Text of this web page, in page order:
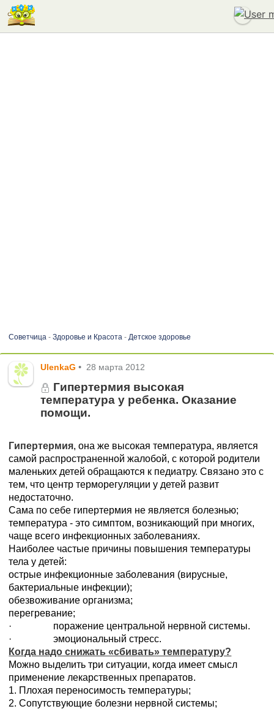
Советчица- Здоровье и Красота - Детское здоровье
UlenkaG • 28 марта 2012
Гипертермия высокая
температура у ребенка. Оказание
помощи.
Гипертермия, она же высокая температура, является
самой распространенной жалобой, с которой родители
маленьких детей обращаются к педиатру. Связано это с
тем, что центр терморегуляции у детей развит
недостаточно.
Сама по себе гипертермия не является болезнью;
температура - это симптом, возникающий при многих,
чаще всего инфекционных заболеваниях.
Наиболее частые причины повышения температуры
тела у детей:
острые инфекционные заболевания (вирусные,
бактериальные инфекции);
обезвоживание организма;
перегревание;
· поражение центральной нервной системы.
· эмоциональный стресс.
Когда надо снижать «сбивать» температуру?
Можно выделить три ситуации, когда имеет смысл
применение лекарственных препаратов.
1. Плохая переносимость температуры;
2. Сопутствующие болезни нервной системы;